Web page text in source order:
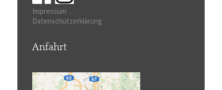
Impressum
Datenschutzerklärung
Anfahrt